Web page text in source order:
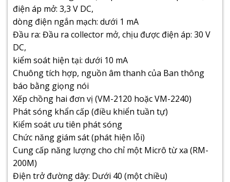
điện áp mở: 3,3 V DC,
dòng điện ngắn mạch: dưới 1 mA
Đầu ra: Đầu ra collector mở, chịu được điện áp: 30 V
DC,
kiểm soát hiện tại: dưới 10 mA
Chuông tích hợp, nguồn âm thanh của Ban thông
báo bằng giọng nói
Xếp chồng hai đơn vị (VM-2120 hoặc VM-2240)
Phát sóng khẩn cấp (điều khiển tuần tự)
Kiểm soát ưu tiên phát sóng
Chức năng giám sát (phát hiện lỗi)
Cung cấp năng lượng cho chỉ một Micrô từ xa (RM-
200M)
Điện trở đường dây: Dưới 40 (một chiều)